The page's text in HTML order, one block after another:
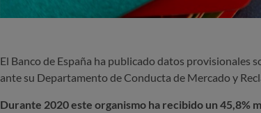
El Banco de España ha publicado datos provisionales
ante su Departamento de Conducta de Mercado y
Durante 2020 este organismo ha recibido un 45,8%